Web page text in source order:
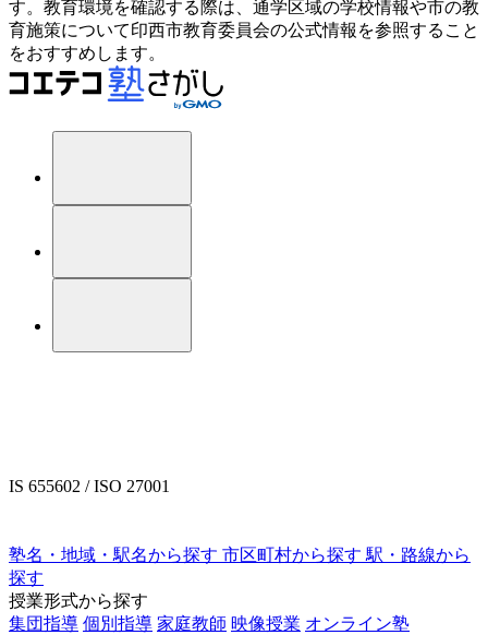
す。教育環境を確認する際は、通学区域の学校情報や市の教
育施策について印西市教育委員会の公式情報を参照すること
をおすすめします。
IS 655602 / ISO 27001
塾名・地域・駅名から探す 市区町村から探す 駅・路線から
探す
授業形式から探す
集団指導 個別指導 家庭教師 映像授業 オンライン塾